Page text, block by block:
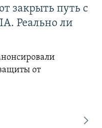
закрыть путь с
Реально ли
от